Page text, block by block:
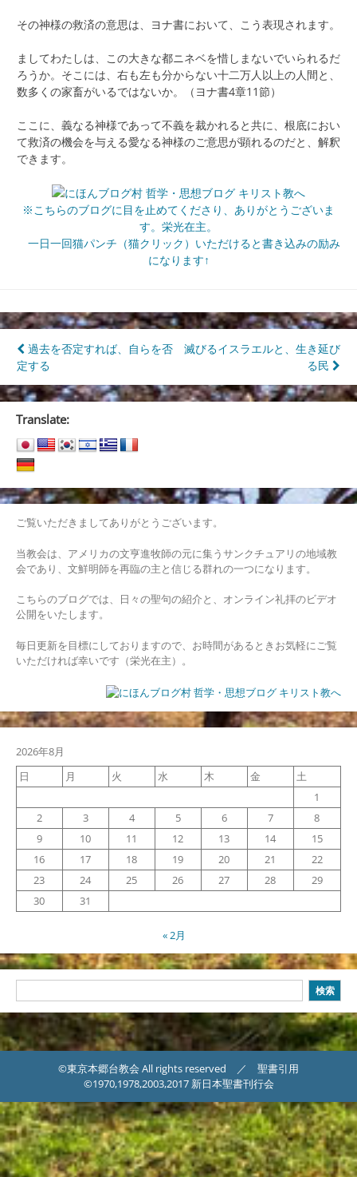
その神様の救済の意思は、ヨナ書において、こう表現されます。
ましてわたしは、この大きな都ニネベを惜しまないでいられるだ
ろうか。そこには、右も左も分からない十二万人以上の人間と、
数多くの家畜がいるではないか。（ヨナ書4章11節）
ここに、義なる神様であって不義を裁かれると共に、根底におい
て救済の機会を与える愛なる神様のご意思が顕れるのだと、解釈
できます。
※こちらのブログに目を止めてくださり、ありがとうございま
す。栄光在主。
一日一回猫パンチ（猫クリック）いただけると書き込みの励み
になります↑
投
稿
ナ
ビ
ゲ
ー
シ
ョ
ン
過去を否定すれば、自らを否
定する
滅びるイスラエルと、生き延び
る民
Translate:
ご覧いただきましてありがとうございます。
当教会は、アメリカの文亨進牧師の元に集うサンクチュアリの地域教
会であり、文鮮明師を再臨の主と信じる群れの一つになります。
こちらのブログでは、日々の聖句の紹介と、オンライン礼拝のビデオ
公開をいたします。
毎日更新を目標にしておりますので、お時間があるときお気軽にご覧
いただければ幸いです（栄光在主）。
2026年8月
日
月 火 水 木 金
土
1
2
3 4 5 6 7
8
9
10 11 12 13 14
15
16
17 18 19 20 21
22
23
24 25 26 27 28
29
30
31
« 2月
索
検索
©東京本郷台教会 All rights reserved ／ 聖書引用
©1970,1978,2003,2017 新日本聖書刊行会